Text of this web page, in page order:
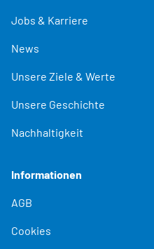
Jobs & Karriere
News
Unsere Ziele & Werte
Unsere Geschichte
Nachhaltigkeit
Informationen
AGB
Cookies